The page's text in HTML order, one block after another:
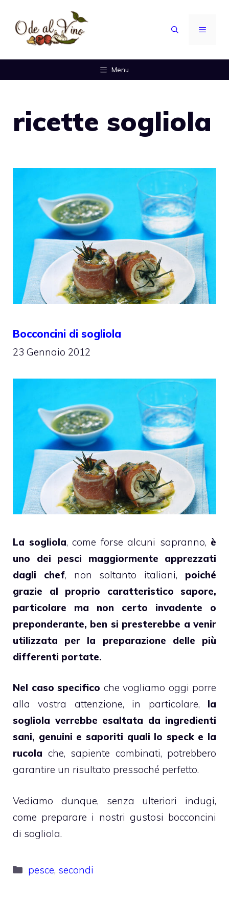
contenuto
MENU
Menu
ricette sogliola
Bocconcini di sogliola
23 Gennaio 2012
La sogliola, come forse alcuni sapranno, è
uno dei pesci maggiormente apprezzati
dagli chef, non soltanto italiani, poiché
grazie al proprio caratteristico sapore,
particolare ma non certo invadente o
preponderante, ben si presterebbe a venir
utilizzata per la preparazione delle più
differenti portate.
Nel caso specifico che vogliamo oggi porre
alla vostra attenzione, in particolare, la
sogliola verrebbe esaltata da ingredienti
sani, genuini e saporiti quali lo speck e la
rucola che, sapiente combinati, potrebbero
garantire un risultato pressoché perfetto.
Vediamo dunque, senza ulteriori indugi,
come preparare i nostri gustosi bocconcini
di sogliola.
Categorie
pesce, secondi